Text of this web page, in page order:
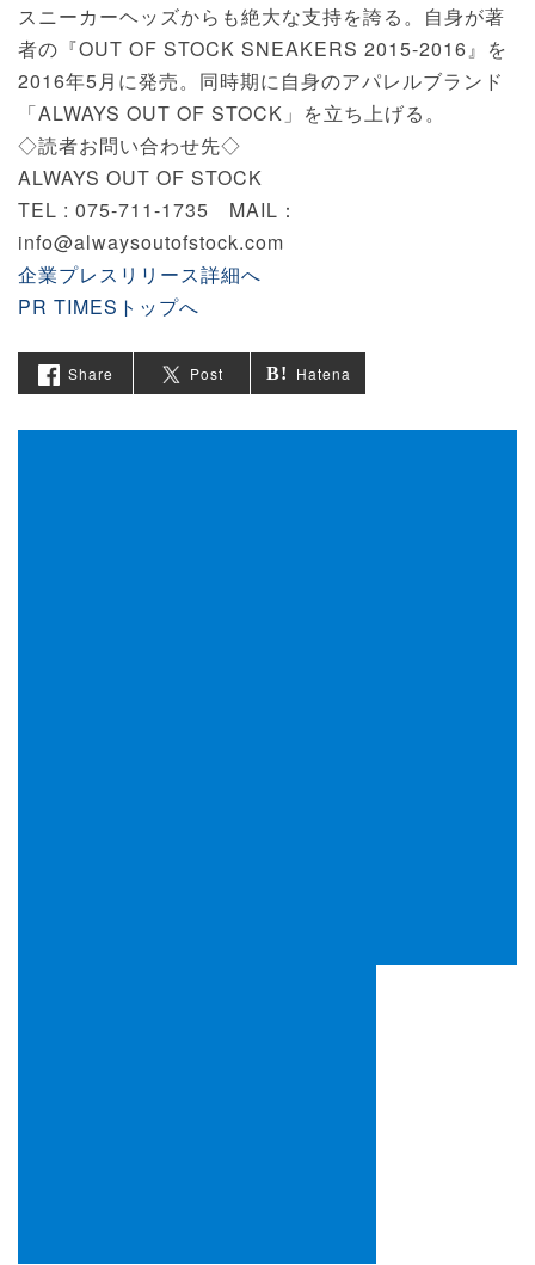
スニーカーヘッズからも絶大な支持を誇る。自身が著
者の『OUT OF STOCK SNEAKERS 2015-2016』を
2016年5月に発売。同時期に自身のアパレルブランド
「ALWAYS OUT OF STOCK」を立ち上げる。
◇読者お問い合わせ先◇
ALWAYS OUT OF STOCK
TEL : 075-711-1735 MAIL：
info@alwaysoutofstock.com
企業プレスリリース詳細へ
PR TIMESトップへ
Share Post Hatena